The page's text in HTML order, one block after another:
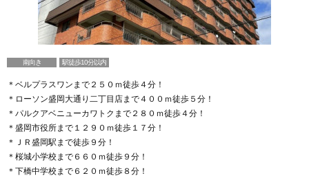
南向き 駅徒歩10分以内
＊ベルプラスワンまで２５０ｍ徒歩４分！
＊ローソン盛岡大通り二丁目店まで４００ｍ徒歩５分！
＊パルクアベニューカワトクまで２８０ｍ徒歩４分！
＊盛岡市役所まで１２９０ｍ徒歩１７分！
＊ＪＲ盛岡駅まで徒歩９分！
＊桜城小学校まで６６０ｍ徒歩９分！
＊下橋中学校まで６２０ｍ徒歩８分！